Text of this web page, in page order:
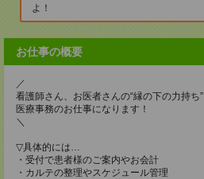
よ！
お仕事の概要
／
看護師さん、お医者さんの“縁の下の力持ち”
医療事務のお仕事になります！
＼
▽具体的には…
・受付で患者様のご案内やお会計
・カルテの整理やスケジュール管理